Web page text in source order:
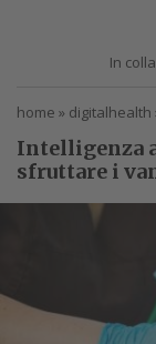
In
home » digitalhealth
Intelligenza
sfruttare i